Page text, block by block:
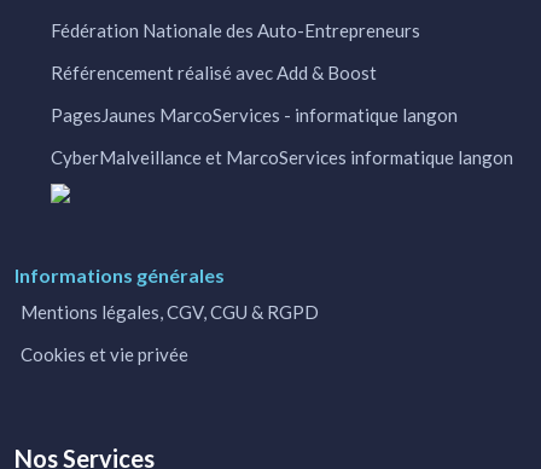
Fédération Nationale des Auto-Entrepreneurs
Référencement réalisé avec Add & Boost
PagesJaunes MarcoServices - informatique langon
CyberMalveillance et MarcoServices informatique langon
Informations générales
Mentions légales, CGV, CGU & RGPD
Cookies et vie privée
Nos Services